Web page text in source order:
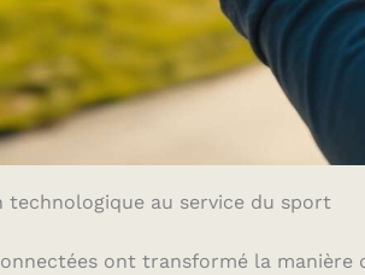
technologique au service du sport
ont transformé la